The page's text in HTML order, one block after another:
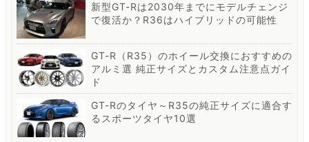
新型GT-Rは2030年までにモデルチェンジ
で復活か？R36はハイブリッドの可能性
GT-R（R35）のホイール交換におすすめの
アルミ選 純正サイズとカスタム注意点ガイ
ド
GT-Rのタイヤ～R35の純正サイズに適合す
るスポーツタイヤ10選